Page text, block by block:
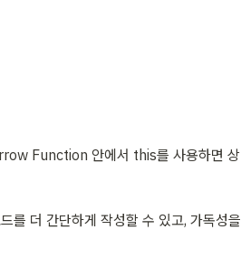
Function 안에서 this를 사용하면 상
를 더 간단하게 작성할 수 있고, 가독성을